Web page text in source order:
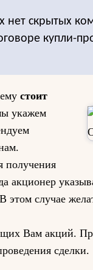
нет скрытых
купли-
стоит
укажем
получения
акционер
случае
Вам акций.
сделки.